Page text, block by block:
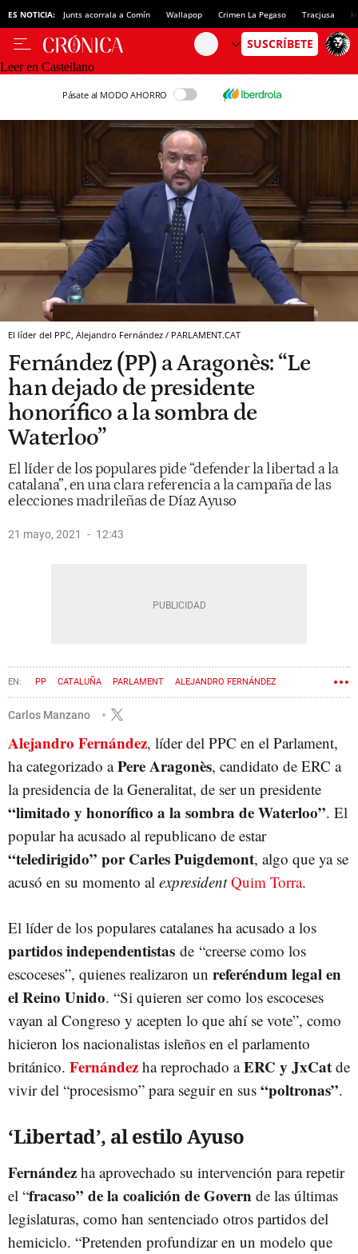
ES NOTICIA: Junts acorrala a Comín Wallapop Crimen La Pegaso Tracjusa
Leer en Castellano
Pásate al MODO AHORRO
El líder del PPC, Alejandro Fernández / PARLAMENT.CAT
Fernández (PP) a Aragonès: “Le
han dejado de presidente
honorífico a la sombra de
Waterloo”
El líder de los populares pide “defender la libertad a la
catalana”, en una clara referencia a la campaña de las
elecciones madrileñas de Díaz Ayuso
21 mayo, 2021 12:43
PP CATALUÑA PARLAMENT ALEJANDRO FERNÁNDEZ
PERE ARAGONÈS
Carlos Manzano
Alejandro Fernández, líder del PPC en el Parlament,
ha categorizado aPere Aragonès, candidato de ERC a
la presidencia de la Generalitat, de ser un presidente
“limitado y honorífico a la sombra de Waterloo”. El
popular ha acusado al republicano de estar
“teledirigido” por Carles Puigdemont, algo que ya se
acusó en su momento al expresident Quim Torra.
El líder de los populares catalanes ha acusado a los
partidos independentistas de “creerse como los
escoceses”, quienes realizaron un referéndum legal en
el Reino Unido. “Si quieren ser como los escoceses
vayan al Congreso y acepten lo que ahí se vote”, como
hicieron los nacionalistas isleños en el parlamento
británico. Fernández ha reprochado aERC y JxCat de
vivir del “procesismo” para seguir en sus “poltronas”.
‘Libertad’, al estilo Ayuso
Fernández ha aprovechado su intervención para repetir
el “fracaso” de la coalición de Govern de las últimas
legislaturas, como han sentenciado otros partidos del
hemiciclo. “Pretenden profundizar en un modelo que